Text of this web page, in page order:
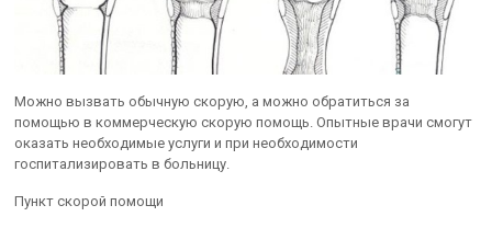
Можно вызвать обычную скорую, а можно обратиться за
помощью в коммерческую скорую помощь. Опытные врачи смогут
оказать необходимые услуги и при необходимости
госпитализировать в больницу.
Пункт скорой помощи